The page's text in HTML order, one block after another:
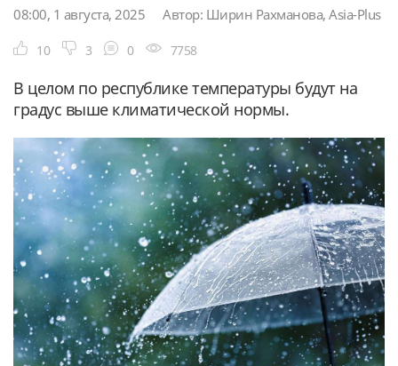
08:00, 1 августа, 2025 Автор: Ширин Рахманова, Asia-Plus
10 3 0 7758
В целом по республике температуры будут на
градус выше климатической нормы.